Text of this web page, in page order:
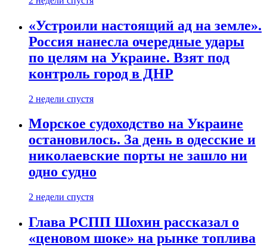
«Устроили настоящий ад на земле».
Россия нанесла очередные удары
по целям на Украине. Взят под
контроль город в ДНР
2 недели спустя
Морское судоходство на Украине
остановилось. За день в одесские и
николаевские порты не зашло ни
одно судно
2 недели спустя
Глава РСПП Шохин рассказал о
«ценовом шоке» на рынке топлива